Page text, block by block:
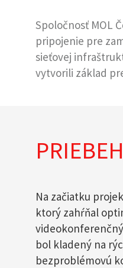
Spoločnosť MOL
pripojenie pre
sieťovej
vytvorili základ
Na začiatku
ktorý zahŕňal
bol kladený na
bezproblémovú